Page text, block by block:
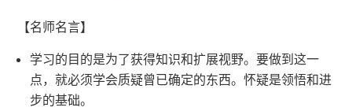
【名师名言】
学习的目的是为了获得知识和扩展视野。要做到这一
点，就必须学会质疑曾已确定的东西。怀疑是领悟和进
步的基础。